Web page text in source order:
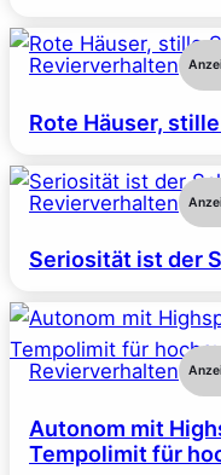
Revierverhalten
Rote Häuser,
Revierverhalten
Seriosität ist der
Revierverhalten
Autonom mit
Tempolimit für